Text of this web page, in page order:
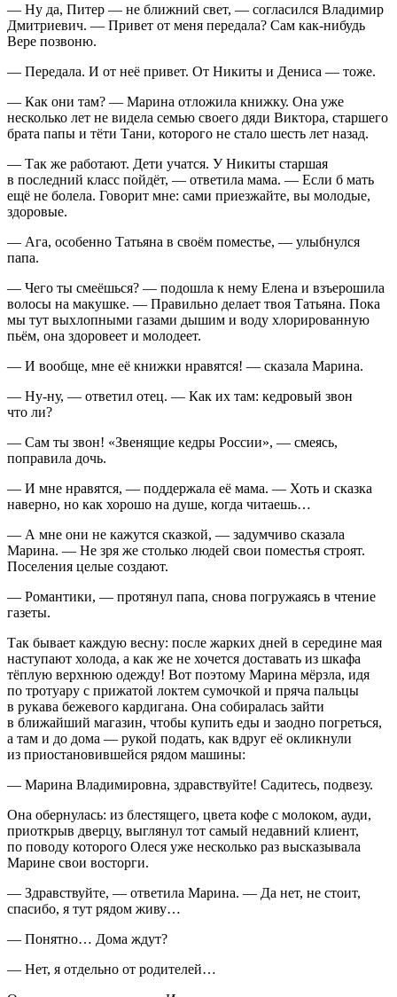
— Ну да, Питер — не ближний свет, — согласился Владимир
Дмитриевич. — Привет от меня передала? Сам как-нибудь
Вере позвоню.
— Передала. И от неё привет. От Никиты и Дениса — тоже.
— Как они там? — Марина отложила книжку. Она уже
несколько лет не видела семью своего дяди Виктора, старшего
брата папы и тёти Тани, которого не стало шесть лет назад.
— Так же работают. Дети учатся. У Никиты старшая
в последний класс пойдёт, — ответила мама. — Если б мать
ещё не болела. Говорит мне: сами приезжайте, вы молодые,
здоровые.
— Ага, особенно Татьяна в своём поместье, — улыбнулся
папа.
— Чего ты смеёшься? — подошла к нему Елена и взъерошила
волосы на макушке. — Правильно делает твоя Татьяна. Пока
мы тут выхлопными газами дышим и воду хлорированную
пьём, она здоровеет и молодеет.
— И вообще, мне её книжки нравятся! — сказала Марина.
— Ну-ну, — ответил отец. — Как их там: кедровый звон
что ли?
— Сам ты звон! «Звенящие кедры России», — смеясь,
поправила дочь.
— И мне нравятся, — поддержала её мама. — Хоть и сказка
наверно, но как хорошо на душе, когда читаешь…
— А мне они не кажутся сказкой, — задумчиво сказала
Марина. — Не зря же столько людей свои поместья строят.
Поселения целые создают.
— Романтики, — протянул папа, снова погружаясь в чтение
газеты.
Так бывает каждую весну: после жарких дней в середине мая
наступают холода, а как же не хочется доставать из шкафа
тёплую верхнюю одежду! Вот поэтому Марина мёрзла, идя
по тротуару с прижатой локтем сумочкой и пряча пальцы
в рукава бежевого кардигана. Она собиралась зайти
в ближайший магазин, чтобы купить еды и заодно погреться,
а там и до дома — рукой подать, как вдруг её окликнули
из приостановившейся рядом машины:
— Марина Владимировна, здравствуйте! Садитесь, подвезу.
Она обернулась: из блестящего, цвета кофе с молоком, ауди,
приоткрыв дверцу, выглянул тот самый недавний клиент,
по поводу которого Олеся уже несколько раз высказывала
Марине свои восторги.
— Здравствуйте, — ответила Марина. — Да нет, не стоит,
спасибо, я тут рядом живу…
— Понятно… Дома ждут?
— Нет, я отдельно от родителей…